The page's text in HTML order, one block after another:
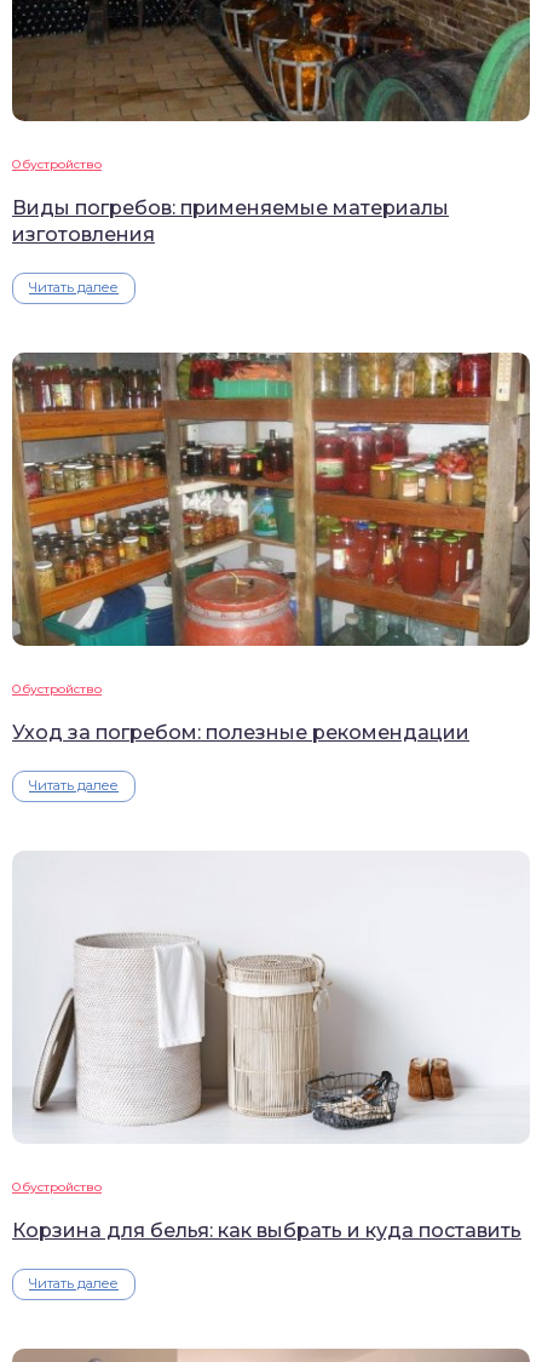
Обустройство
Виды погребов: применяемые материалы
изготовления
Читать далее
Обустройство
Уход за погребом: полезные рекомендации
Читать далее
Обустройство
Корзина для белья: как выбрать и куда поставить
Читать далее